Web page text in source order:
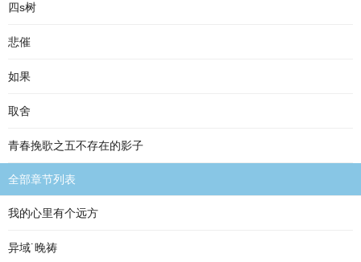
四s树
悲催
如果
取舍
青春挽歌之五不存在的影子
全部章节列表
我的心里有个远方
异域˙晚祷